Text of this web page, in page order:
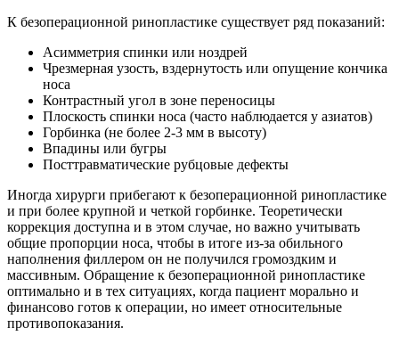
К безоперационной ринопластике существует ряд показаний:
Асимметрия спинки или ноздрей
Чрезмерная узость, вздернутость или опущение кончика
носа
Контрастный угол в зоне переносицы
Плоскость спинки носа (часто наблюдается у азиатов)
Горбинка (не более 2-3 мм в высоту)
Впадины или бугры
Посттравматические рубцовые дефекты
Иногда хирурги прибегают к безоперационной ринопластике
и при более крупной и четкой горбинке. Теоретически
коррекция доступна и в этом случае, но важно учитывать
общие пропорции носа, чтобы в итоге из-за обильного
наполнения филлером он не получился громоздким и
массивным. Обращение к безоперационной ринопластике
оптимально и в тех ситуациях, когда пациент морально и
финансово готов к операции, но имеет относительные
противопоказания.